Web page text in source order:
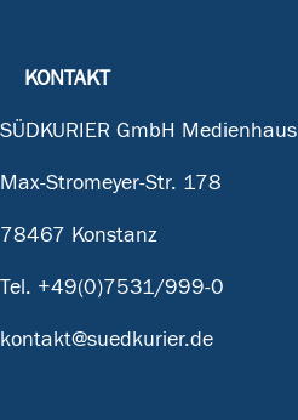
KONTAKT
SÜDKURIER GmbH Medienhaus
Max-Stromeyer-Str. 178
78467 Konstanz
Tel. +49(0)7531/999-0
kontakt@suedkurier.de